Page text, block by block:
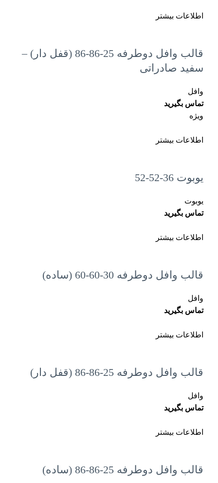
اطلاعات بیشتر
قالب وافل دوطرفه 25-86-86 (قفل دار) –
سفید صادراتی
وافل
تماس بگیرید
ویژه
اطلاعات بیشتر
یوبوت 36-52-52
یوبوت
تماس بگیرید
اطلاعات بیشتر
قالب وافل دوطرفه 30-60-60 (ساده)
وافل
تماس بگیرید
اطلاعات بیشتر
قالب وافل دوطرفه 25-86-86 (قفل دار)
وافل
تماس بگیرید
اطلاعات بیشتر
قالب وافل دوطرفه 25-86-86 (ساده)